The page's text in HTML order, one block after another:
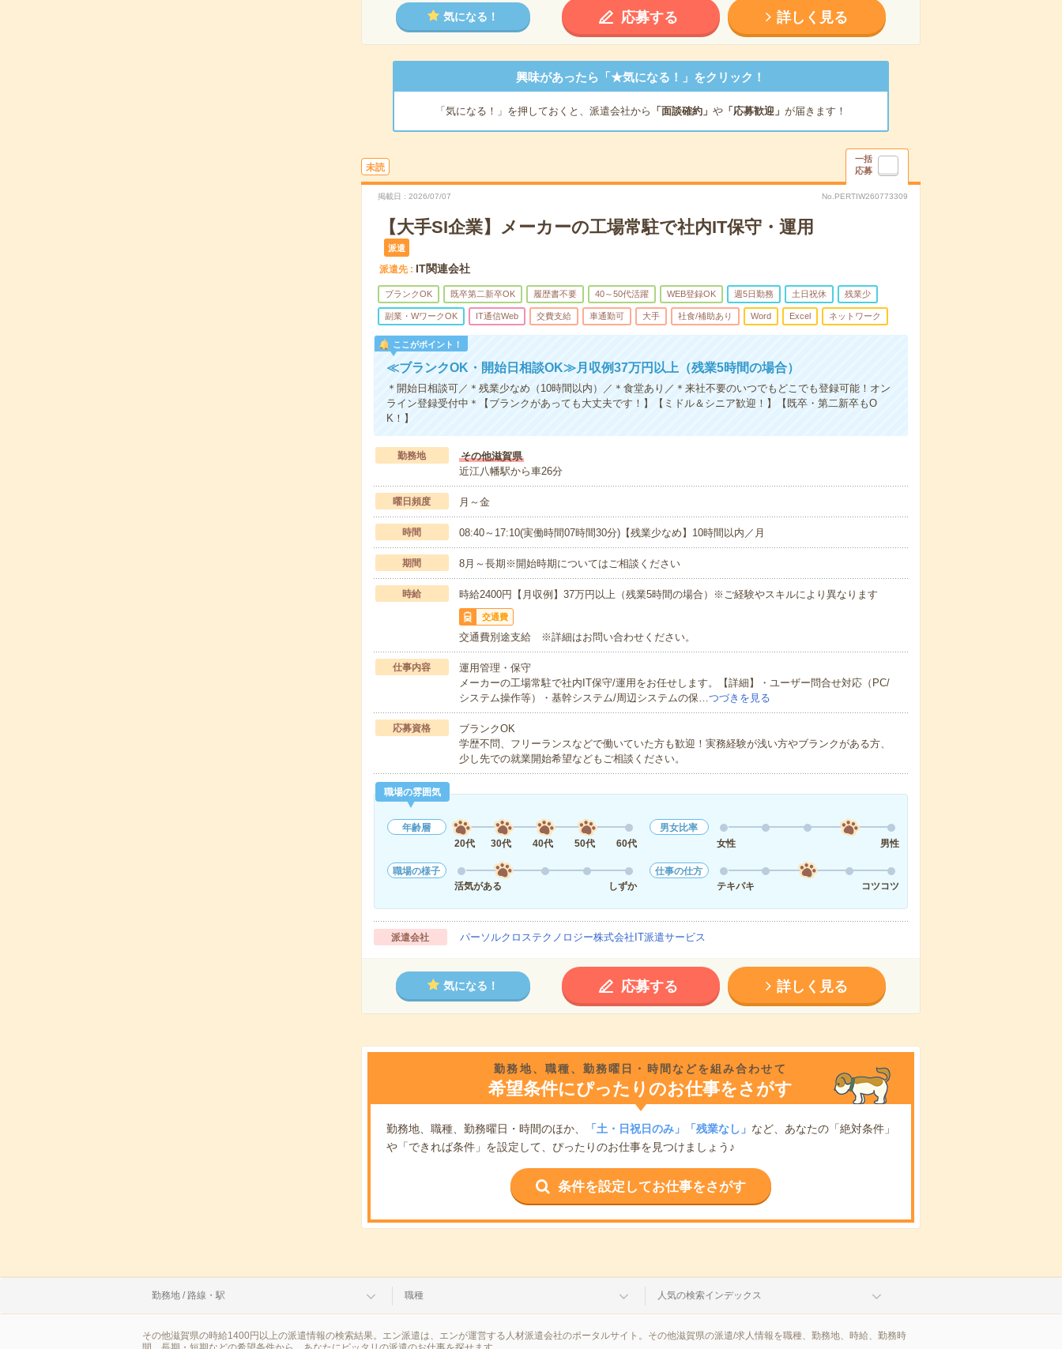
気になる！ 応募する 詳しく見る
興味があったら「★気になる！」をクリック！
「気になる！」を押しておくと、派遣会社から 「面談確約」 や「応募歓迎」 が届きます！
未読
一括
応募
掲載日 2026/07/07 No.PERTIW260773309
【大手SI企業】メーカーの工場常駐で社内IT保守・運用
派遣
派遣先 IT関連会社
ブランクOK 既卒第二新卒OK 履歴書不要 40～50代活躍 WEB登録OK 週5日勤務 土日祝休 残業少
副業・WワークOK IT通信Web 交費支給 車通勤可 大手 社食/補助あり Word Excel ネットワーク
ここがポイント！
≪ブランクOK・開始日相談OK≫月収例37万円以上（残業5時間の場合）
＊開始日相談可／＊残業少なめ（10時間以内）／＊食堂あり／＊来社不要のいつでもどこでも登録可能！オン
ライン登録受付中＊【ブランクがあっても大丈夫です！】【ミドル＆シニア歓迎！】【既卒・第二新卒もO
K！】
勤務地
その他滋賀県
近江八幡駅から車26分
曜日頻度 月～金
時間 08:40～17:10(実働時間07時間30分)【残業少なめ】10時間以内／月
期間 8月～長期※開始時期についてはご相談ください
時給 時給2400円【月収例】37万円以上（残業5時間の場合）※ご経験やスキルにより異なります
交通費
交通費別途支給 ※詳細はお問い合わせください。
仕事内容
運用管理・保守
メーカーの工場常駐で社内IT保守/運用をお任せします。【詳細】・ユーザー問合せ対応（PC/
システム操作等）・基幹システム/周辺システムの保…つづきを見る
応募資格
ブランクOK
学歴不問、フリーランスなどで働いていた方も歓迎！実務経験が浅い方やブランクがある方、
少し先での就業開始希望などもご相談ください。
職場の雰囲気
年齢層
20代
30代 40代 50代 60代
男女比率
女性
男性
職場の様子
活気がある
しずか
仕事の仕方
テキパキ
コツコツ
派遣会社 パーソルクロステクノロジー株式会社IT派遣サービス
気になる！ 応募する 詳しく見る
勤務地、職種、勤務曜日・時間などを組み合わせて
希望条件にぴったりのお仕事をさがす
勤務地、職種、勤務曜日・時間のほか、 「土・日祝日のみ」「残業なし」 など、あなたの「絶対条件」
や「できれば条件」を設定して、ぴったりのお仕事を見つけましょう♪
条件を設定してお仕事をさがす
勤務地 / 路線・駅 職種 人気の検索インデックス
その他滋賀県の時給1400円以上の派遣情報の検索結果。エン派遣は、エンが運営する人材派遣会社のポータルサイト。その他滋賀県の派遣/求人情報を職種、勤務地、時給、勤務時